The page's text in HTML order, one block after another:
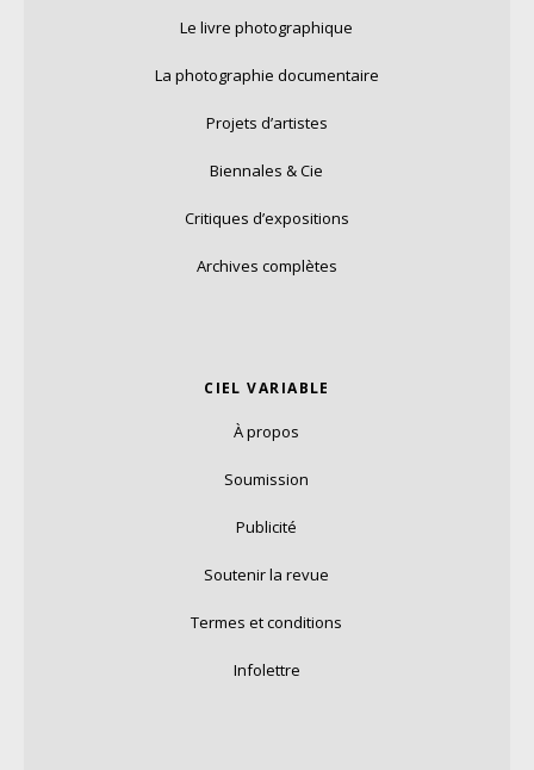
Le livre photographique
La photographie documentaire
Projets d’artistes
Biennales & Cie
Critiques d’expositions
Archives complètes
CIEL VARIABLE
À propos
Soumission
Publicité
Soutenir la revue
Termes et conditions
Infolettre